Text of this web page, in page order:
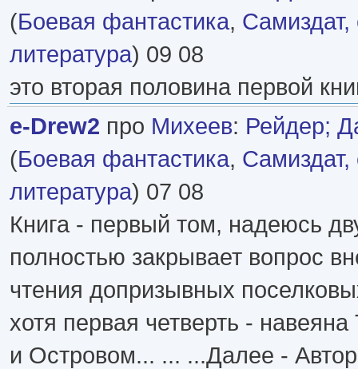
(Боевая фантастика, Самиздат,
литература) 09 08
это вторая половина первой
e-Drew2 про Михеев: Рейдер;
(Боевая фантастика, Самиздат,
литература) 07 08
Книга - первый том, надеюсь
полностью закрывает вопрос
чтения допризывных
хотя первая четверть -
и Островом... ... ...Далее -